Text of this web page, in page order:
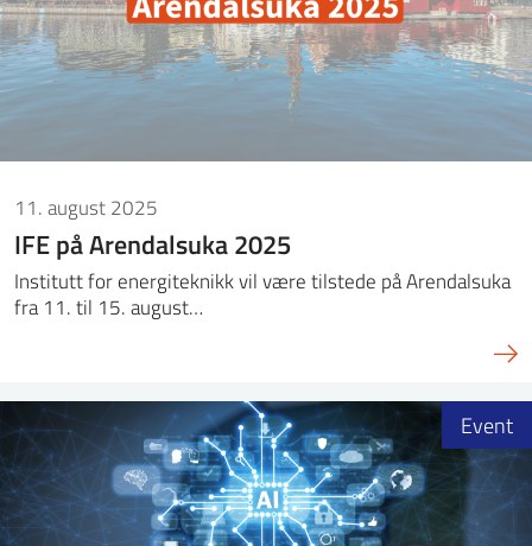
IFE
11. august 2025
IFE på Arendalsuka 2025
Institutt for energiteknikk vil være tilstede på Arendalsuka
fra 11. til 15. august…
Event